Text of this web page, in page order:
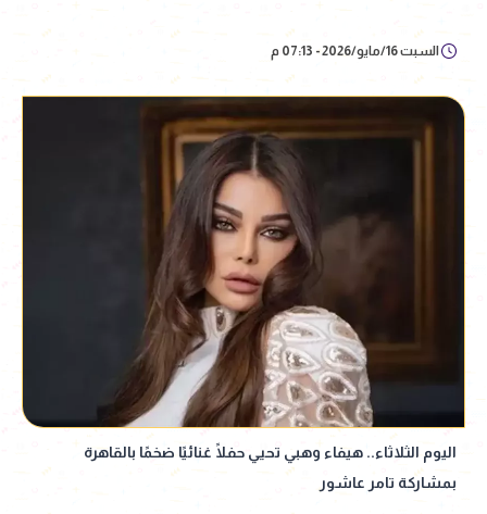
السبت 16/مايو/2026 - 07:13 م
اليوم الثلاثاء.. هيفاء وهبي تحيي حفلًا غنائيًا ضخمًا بالقاهرة
بمشاركة تامر عاشور